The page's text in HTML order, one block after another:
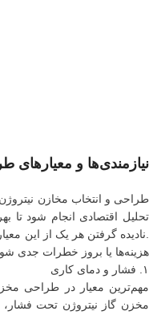
نیازمندی‌ها و معیارهای
طراحی و انتخاب مخازن
تحلیل اقتصادی انجام شود تا
.نادیده گرفتن هر یک از این
هزینه‌ها یا بروز خطرات جدی
۱. فشار و دمای کاری
مهم‌ترین معیار در طراحی
مخزن گاز نیتروژن تحت فشار،